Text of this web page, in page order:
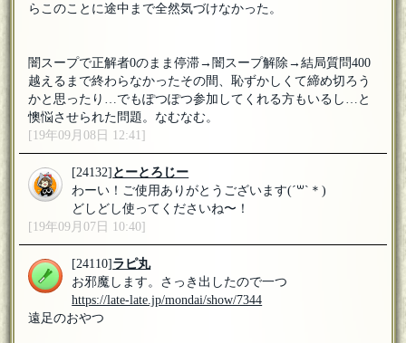
らこのことに途中まで全然気づけなかった。
闇スープで正解者0のまま停滞→闇スープ解除→結局質問400
越えるまで終わらなかったその間、恥ずかしくて締め切ろう
かと思ったり…でもぽつぽつ参加してくれる方もいるし…と
懊悩させられた問題。なむなむ。
[19年09月08日 12:41]
[24132]とーとろじー
わーい！ご使用ありがとうございます(´꒳​`＊)
どしどし使ってくださいね〜！
[19年09月07日 10:40]
[24110]ラピ丸
お邪魔します。さっき出したので一つ
https://late-late.jp/mondai/show/7344
遠足のおやつ